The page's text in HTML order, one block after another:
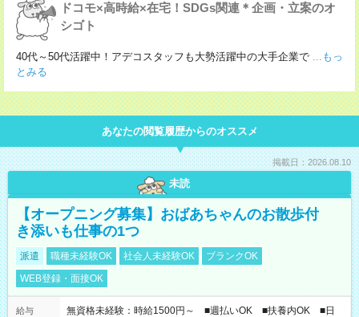
ドコモ×高時給×在宅！SDGs関連＊企画・立案のオ
シゴト
40代～50代活躍中！アデコスタッフも大勢活躍中の大手企業で ...もっ
とみる
あなたの閲覧履歴からのオススメ
掲載日：2026.08.10
未読
【オープニング募集】おばあちゃんのお散歩付
き添いも仕事の1つ
派遣 職種未経験OK 社会人未経験OK
ブランクOK
WEB登録・面接OK
給与
無資格未経験：時給1500円～ ■週払いOK ■扶養内OK ■日